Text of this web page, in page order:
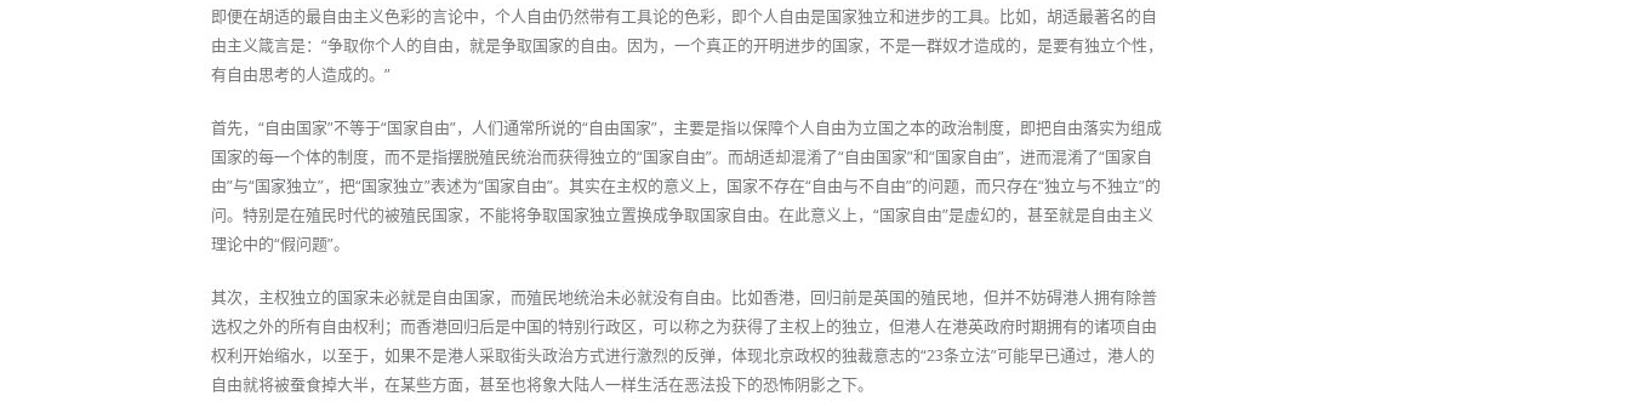
即便在胡适的最自由主义色彩的言论中，个人自由仍然带有工具论的色彩，即个人自由是国家独立和进步的工具。比如，胡适最著名的自
由主义箴言是：“争取你个人的自由，就是争取国家的自由。因为，一个真正的开明进步的国家，不是一群奴才造成的，是要有独立个性，
有自由思考的人造成的。”
首先，“自由国家”不等于“国家自由”，人们通常所说的“自由国家”，主要是指以保障个人自由为立国之本的政治制度，即把自由落实为组成
国家的每一个体的制度，而不是指摆脱殖民统治而获得独立的“国家自由”。而胡适却混淆了“自由国家”和“国家自由”，进而混淆了“国家自
由”与“国家独立”，把“国家独立”表述为“国家自由”。其实在主权的意义上，国家不存在“自由与不自由”的问题，而只存在“独立与不独立”的
问。特别是在殖民时代的被殖民国家，不能将争取国家独立置换成争取国家自由。在此意义上，“国家自由”是虚幻的，甚至就是自由主义
理论中的“假问题”。
其次，主权独立的国家未必就是自由国家，而殖民地统治未必就没有自由。比如香港，回归前是英国的殖民地，但并不妨碍港人拥有除普
选权之外的所有自由权利；而香港回归后是中国的特别行政区，可以称之为获得了主权上的独立，但港人在港英政府时期拥有的诸项自由
权利开始缩水，以至于，如果不是港人采取街头政治方式进行激烈的反弹，体现北京政权的独裁意志的“23条立法”可能早已通过，港人的
自由就将被蚕食掉大半，在某些方面，甚至也将象大陆人一样生活在恶法投下的恐怖阴影之下。